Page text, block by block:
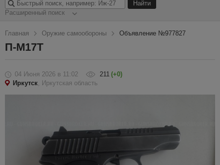
Расширенный поиск
Главная Оружие самообороны Объявление №977827
П-М17Т
04 Июня 2026 в 11:02 211 (+0)
Иркутск, Иркутская область